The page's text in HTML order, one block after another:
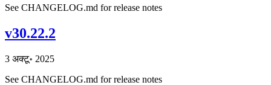
See CHANGELOG.md for release notes
v30.22.2
3 अक्टू॰ 2025
See CHANGELOG.md for release notes